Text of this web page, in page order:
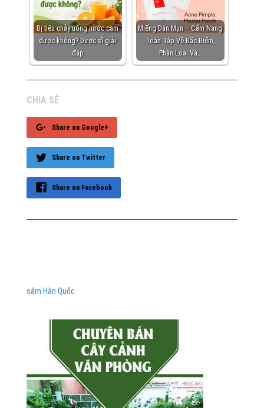
Bị tiêu chảy uống nước cam
được không? Dược sĩ giải
đáp
Miếng Dán Mụn – Cẩm Nang
Toàn Tập Về Đặc Điểm,
Phân Loại Và…
CHIA SẺ
Share on Google+
Share on Twitter
Share on Facebook
sâm Hàn Quốc